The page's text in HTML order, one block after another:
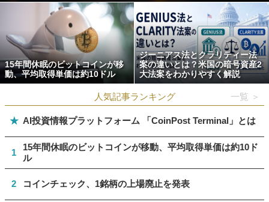
15年間休眠のビットコインが移
動、平均取得単価は約10ドル
ジーニアス法とクラリティー法
案の違いとは？米国の暗号資産2
大法案をわかりやすく解説
人気記事ランキング 一覧 ＞
★ AI投資情報プラットフォーム 「CoinPost Terminal」とは
1
15年間休眠のビットコインが移動、平均取得単価は約10ド
ル
2 コインチェック、1銘柄の上場廃止を発表